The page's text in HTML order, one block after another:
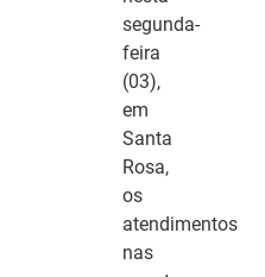
segunda-
feira
(03),
em
Santa
Rosa,
os
atendimentos
nas